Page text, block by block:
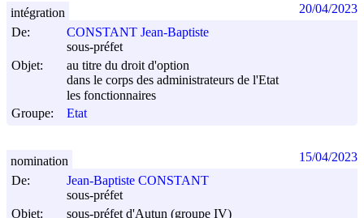
De:
CONSTANT Jean-Baptiste
sous-préfet
Objet:
au titre du droit d'option
dans le corps des administrateurs de l'Etat
les fonctionnaires
Groupe:
Etat
intégration 20/04/2023
De:
Jean-Baptiste CONSTANT
sous-préfet
Objet:
sous-préfet d'Autun (groupe IV)
nomination 15/04/2023